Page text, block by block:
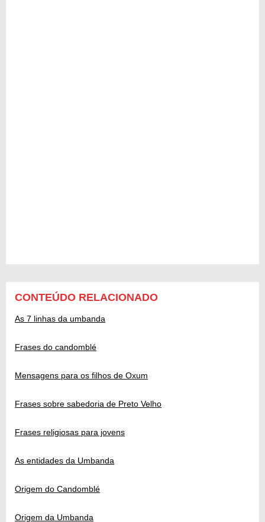
CONTEÚDO RELACIONADO
As 7 linhas da umbanda
Frases do candomblé
Mensagens para os filhos de Oxum
Frases sobre sabedoria de Preto Velho
Frases religiosas para jovens
As entidades da Umbanda
Origem do Candomblé
Origem da Umbanda